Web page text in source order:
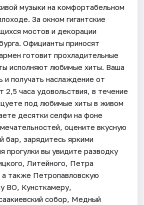
музыки на комфортабельном
За окном гигантские
мостов и декорации
Официанты приносят
готовит прохладительные
исполняют любимые хиты. Ваша
и получать наслаждение от
2,5 часа удовольствия, в течение
под любимые хиты в живом
десятки селфи на фоне
оцените вкусную
бар, зарядитесь яркими
прогулки вы увидите разводку
Литейного, Петра
а также Петропавловскую
ВО, Кунсткамеру,
собор, Медный